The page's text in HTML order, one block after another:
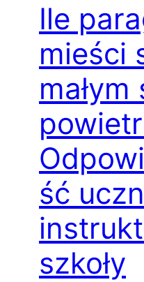
Ile
mieści
ść
szkoły